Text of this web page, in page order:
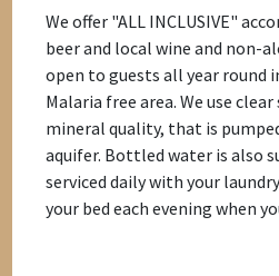
We offer "ALL INCLUSIVE"
beer and local wine and non-
open to guests all year round
Malaria free area. We use
mineral quality, that is
aquifer. Bottled water is also
serviced daily with your
your bed each evening when